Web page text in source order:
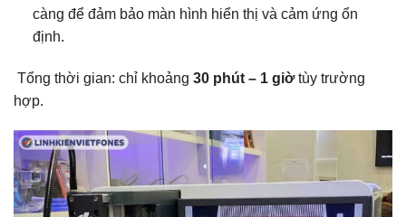
càng để đảm bảo màn hình hiển thị và cảm ứng ổn
định.
Tổng thời gian: chỉ khoảng 30 phút – 1 giờtùy trường
hợp.